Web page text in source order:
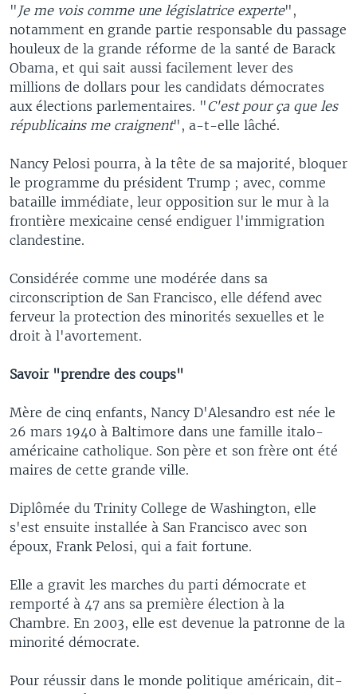
" Je me vois comme une législatrice experte",
notamment en grande partie responsable du passage
houleux de la grande réforme de la santé de Barack
Obama, et qui sait aussi facilement lever des
millions de dollars pour les candidats démocrates
aux élections parlementaires. "C'est pour ça que les
républicains me craignent", a-t-elle lâché.
Nancy Pelosi pourra, à la tête de sa majorité, bloquer
le programme du président Trump ; avec, comme
bataille immédiate, leur opposition sur le mur à la
frontière mexicaine censé endiguer l'immigration
clandestine.
Considérée comme une modérée dans sa
circonscription de San Francisco, elle défend avec
ferveur la protection des minorités sexuelles et le
droit à l'avortement.
Savoir "prendre des coups"
Mère de cinq enfants, Nancy D'Alesandro est née le
26 mars 1940 à Baltimore dans une famille italo-
américaine catholique. Son père et son frère ont été
maires de cette grande ville.
Diplômée du Trinity College de Washington, elle
s'est ensuite installée à San Francisco avec son
époux, Frank Pelosi, qui a fait fortune.
Elle a gravit les marches du parti démocrate et
remporté à 47 ans sa première élection à la
Chambre. En 2003, elle est devenue la patronne de la
minorité démocrate.
Pour réussir dans le monde politique américain, dit-